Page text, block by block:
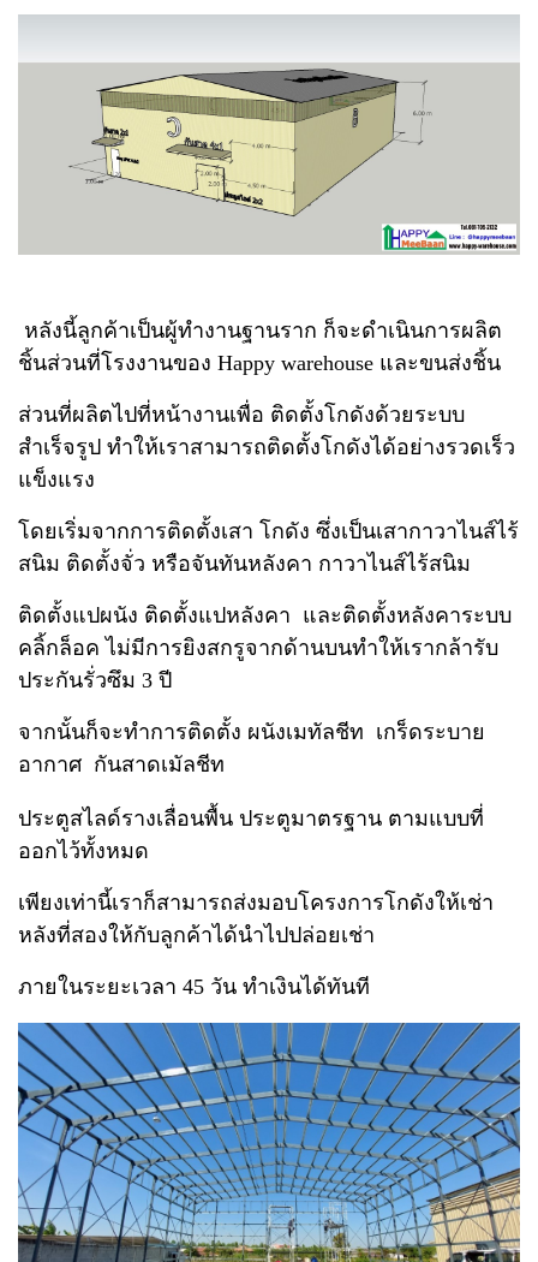
หลังนี้ลูกค้าเป็นผู้ทำงานฐานราก ก็จะดำเนินการผลิต
ชิ้นส่วนที่โรงงานของ Happy warehouse และขนส่งชิ้น
ส่วนที่ผลิตไปที่หน้างานเพื่อ ติดตั้งโกดังด้วยระบบ
สำเร็จรูป ทำให้เราสามารถติดตั้งโกดังได้อย่างรวดเร็ว
แข็งแรง
โดยเริ่มจากการติดตั้งเสา โกดัง ซึ่งเป็นเสากาวาไนส์ไร้
สนิม ติดตั้งจั่ว หรือจันทันหลังคา กาวาไนส์ไร้สนิม
ติดตั้งแปผนัง ติดตั้งแปหลังคา และติดตั้งหลังคาระบบ
คลิ้กล็อค ไม่มีการยิงสกรูจากด้านบนทำให้เรากล้ารับ
ประกันรั่วซึม 3 ปี
จากนั้นก็จะทำการติดตั้ง ผนังเมทัลชีท เกร็ดระบาย
อากาศ กันสาดเมัลชีท
ประตูสไลด์รางเลื่อนพื้น ประตูมาตรฐาน ตามแบบที่
ออกไว้ทั้งหมด
เพียงเท่านี้เราก็สามารถส่งมอบโครงการโกดังให้เช่า
หลังที่สองให้กับลูกค้าได้นำไปปล่อยเช่า
ภายในระยะเวลา 45 วัน ทำเงินได้ทันที